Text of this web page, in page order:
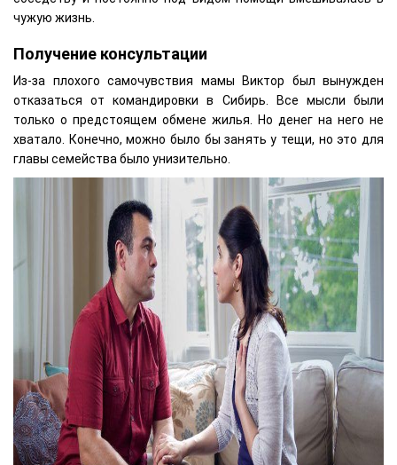
чужую жизнь.
Получение консультации
Из-за плохого самочувствия мамы Виктор был вынужден
отказаться от командировки в Сибирь. Все мысли были
только о предстоящем обмене жилья. Но денег на него не
хватало. Конечно, можно было бы занять у тещи, но это для
главы семейства было унизительно.